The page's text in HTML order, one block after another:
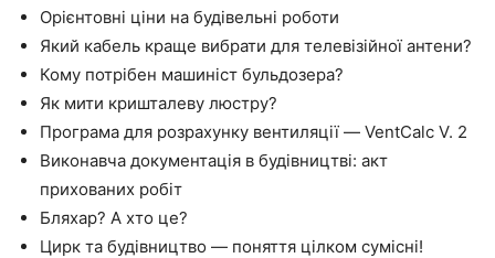
Орієнтовні ціни на будівельні роботи
Який кабель краще вибрати для телевізійної антени?
Кому потрібен машиніст бульдозера?
Як мити кришталеву люстру?
Програма для розрахунку вентиляції — VentCalc V. 2
Виконавча документація в будівництві: акт
прихованих робіт
Бляхар? А хто це?
Цирк та будівництво — поняття цілком сумісні!